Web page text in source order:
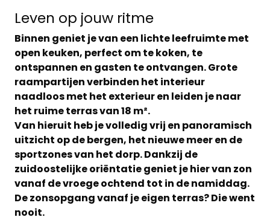
Leven op jouw ritme
Binnen geniet je van een lichte leefruimte met
open keuken, perfect om te koken, te
ontspannen en gasten te ontvangen. Grote
raampartijen verbinden het interieur
naadloos met het exterieur en leiden je naar
het ruime terras van 18 m².
Van hieruit heb jevolledig vrij en panoramisch
uitzicht op de bergen, het nieuwe meer en de
sportzones van het dorp. Dankzij de
zuidoostelijke oriëntatiegeniet je hier van zon
vanaf de vroege ochtend tot in de namiddag.
De zonsopgang vanaf je eigen terras? Die went
nooit.